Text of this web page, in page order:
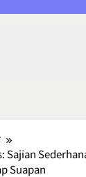
Sajian
Suapan